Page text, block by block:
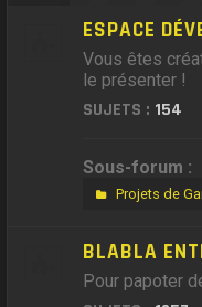
ESPACE
Vous êtes
le présenter !
SUJETS : 154
Sous-forum :
Projets de
BLABLA
Pour papoter